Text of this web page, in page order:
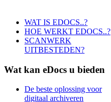
WAT IS EDOCS..?
HOE WERKT EDOCS..?
SCANWERK
UITBESTEDEN?
Wat kan eDocs u bieden
De beste oplossing voor
digitaal archiveren